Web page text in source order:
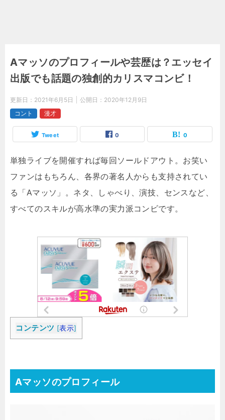
Aマッソのプロフィールや芸歴は？エッセイ
出版でも話題の独創的カリスマコンビ！
更新日： 2021年6月5日 公開日： 2020年12月9日
コント
漫才
Tweet 0 0
単独ライブを開催すれば毎回ソールドアウト。お笑い
ファンはもちろん、各界の著名人からも支持されてい
る「Aマッソ」。ネタ、しゃべり、演技、センスなど、
すべてのスキルが高水準の実力派コンビです。
コンテンツ [表示]
Aマッソのプロフィール